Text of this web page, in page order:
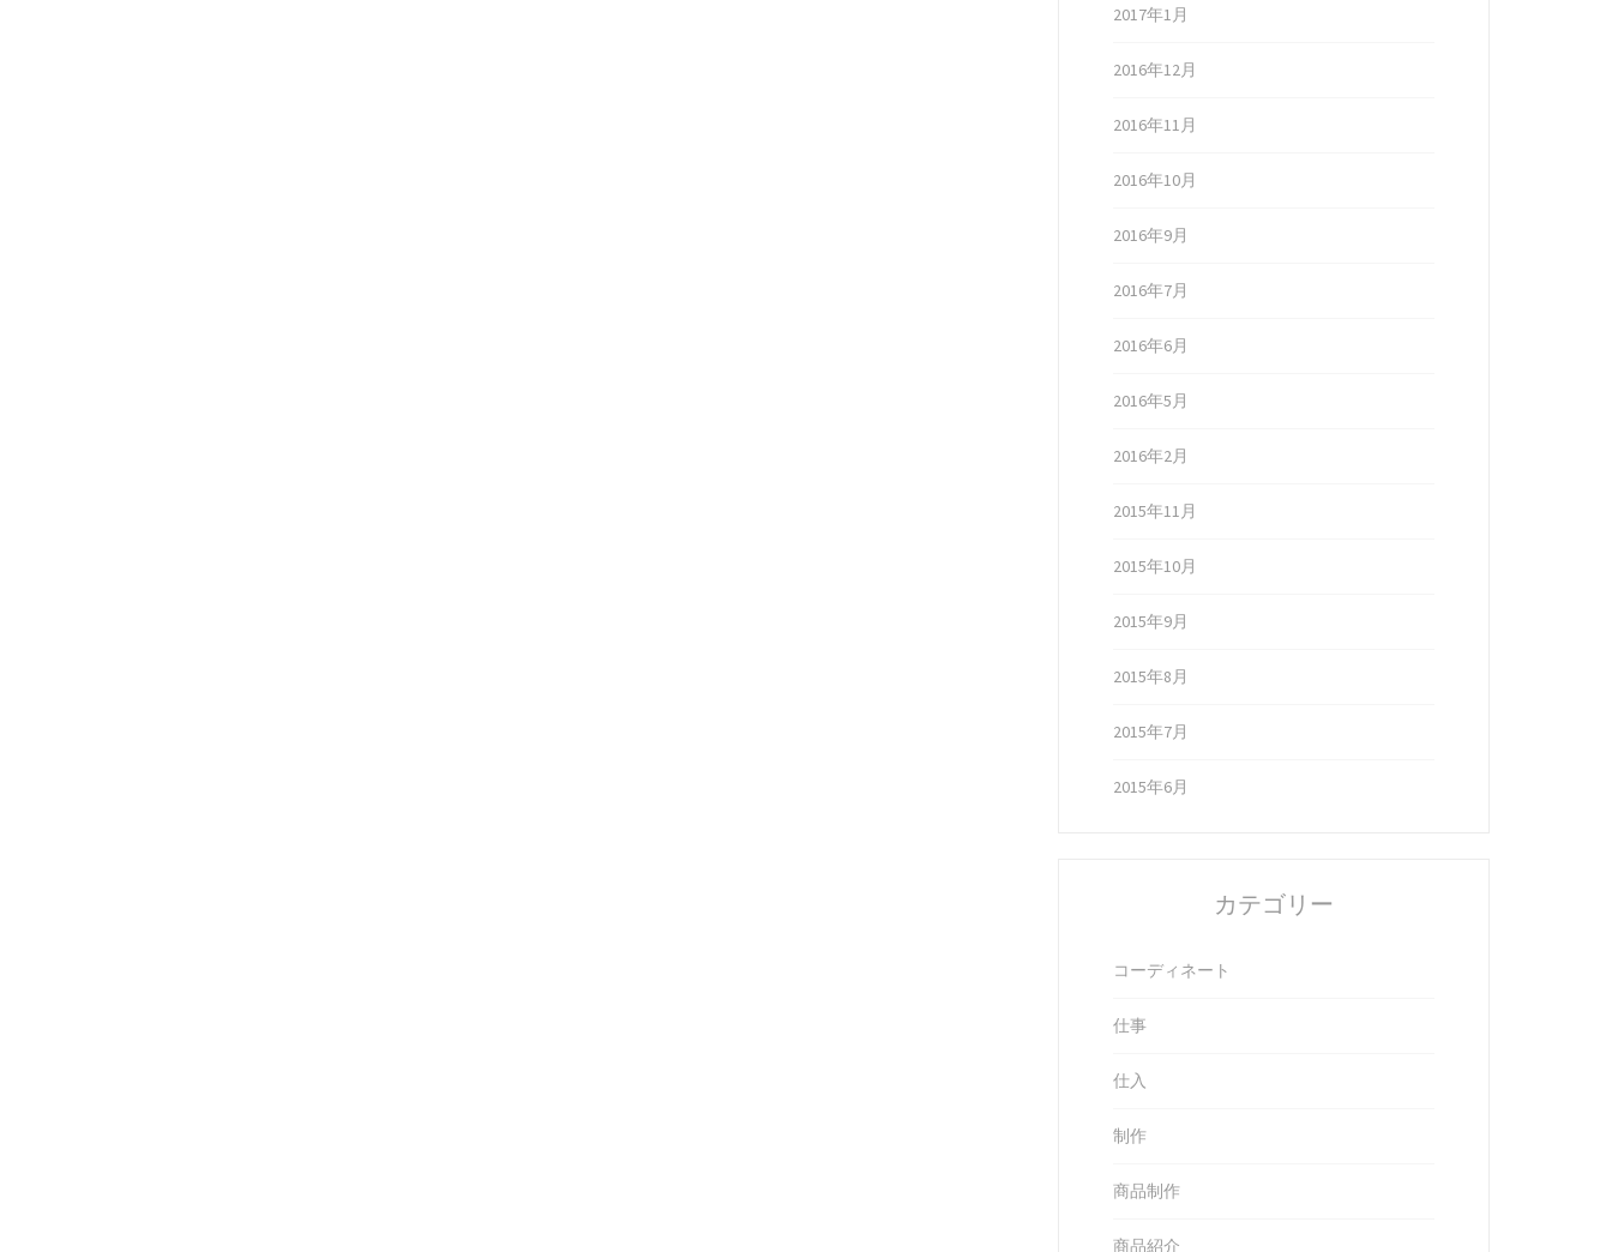
2017年1月
2016年12月
2016年11月
2016年10月
2016年9月
2016年7月
2016年6月
2016年5月
2016年2月
2015年11月
2015年10月
2015年9月
2015年8月
2015年7月
2015年6月
カテゴリー
コーディネート
仕事
仕入
制作
商品制作
商品紹介